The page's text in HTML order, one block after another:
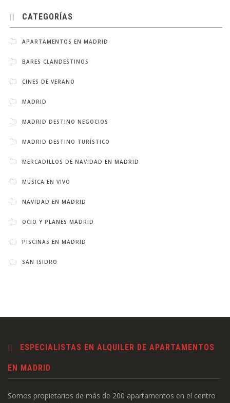
CATEGORÍAS
APARTAMENTOS EN MADRID
BARES CLANDESTINOS
CINES DE VERANO
MADRID
MADRID DESTINO NEGOCIOS
MADRID DESTINO TURÍSTICO
MERCADILLOS DE NAVIDAD EN MADRID
MÚSICA EN VIVO
NAVIDAD EN MADRID
OCIO Y PLANES MADRID
PISCINAS EN MADRID
SAN ISIDRO
ESPECIALISTAS EN ALQUILER DE APARTAMENTOS
EN MADRID
Somos propietarios de más de 200 apartamentos en el centro